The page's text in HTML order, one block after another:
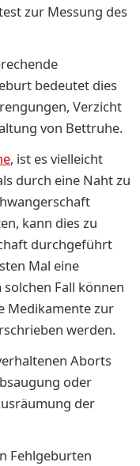
zur Messung des
bedeutet dies
Verzicht
von Bettruhe.
, ist es vielleicht
durch eine Naht zu
kann dies zu
durchgeführt
Mal eine
Fall können
Medikamente zur
werden.
Aborts
oder
der
Fehlgeburten